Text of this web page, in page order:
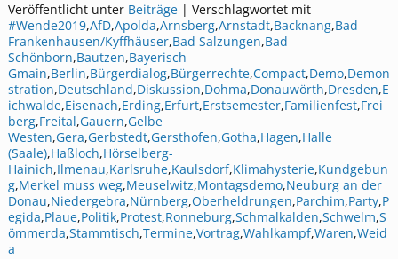
Veröffentlicht unter Beiträge| Verschlagwortet mit
#Wende2019,AfD,Apolda,Arnsberg,Arnstadt,Backnang,Bad
Frankenhausen/Kyffhäuser,Bad Salzungen,Bad
Schönborn,Bautzen,Bayerisch
Gmain,Berlin,Bürgerdialog,Bürgerrechte,Compact,Demo,Demon
stration,Deutschland,Diskussion,Dohma,Donauwörth,Dresden,E
ichwalde,Eisenach,Erding,Erfurt,Erstsemester,Familienfest,Frei
berg,Freital,Gauern,Gelbe
Westen,Gera,Gerbstedt,Gersthofen,Gotha,Hagen,Halle
(Saale),Haßloch,Hörselberg-
Hainich,Ilmenau,Karlsruhe,Kaulsdorf,Klimahysterie,Kundgebun
g,Merkel muss weg,Meuselwitz,Montagsdemo,Neuburg an der
Donau,Niedergebra,Nürnberg,Oberheldrungen,Parchim,Party,P
egida,Plaue,Politik,Protest,Ronneburg,Schmalkalden,Schwelm,S
ömmerda,Stammtisch,Termine,Vortrag,Wahlkampf,Waren,Weid
a